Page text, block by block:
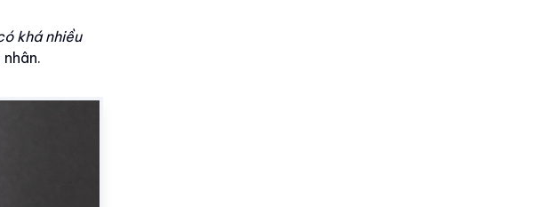
khá nhiều